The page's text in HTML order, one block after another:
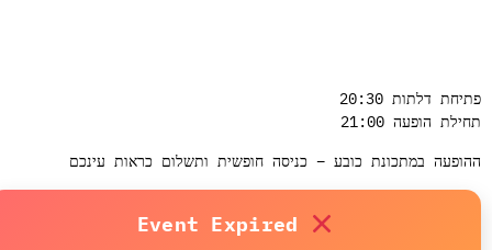
דלתות 20:30
הופעה 21:00
במתכונת כובע – כניסה חופשית ותשלום כראות עינכם
Event Expired